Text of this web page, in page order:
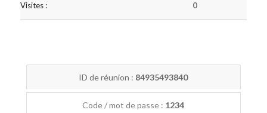
Visites : 0
ID de réunion : 84935493840
Code / mot de passe : 1234